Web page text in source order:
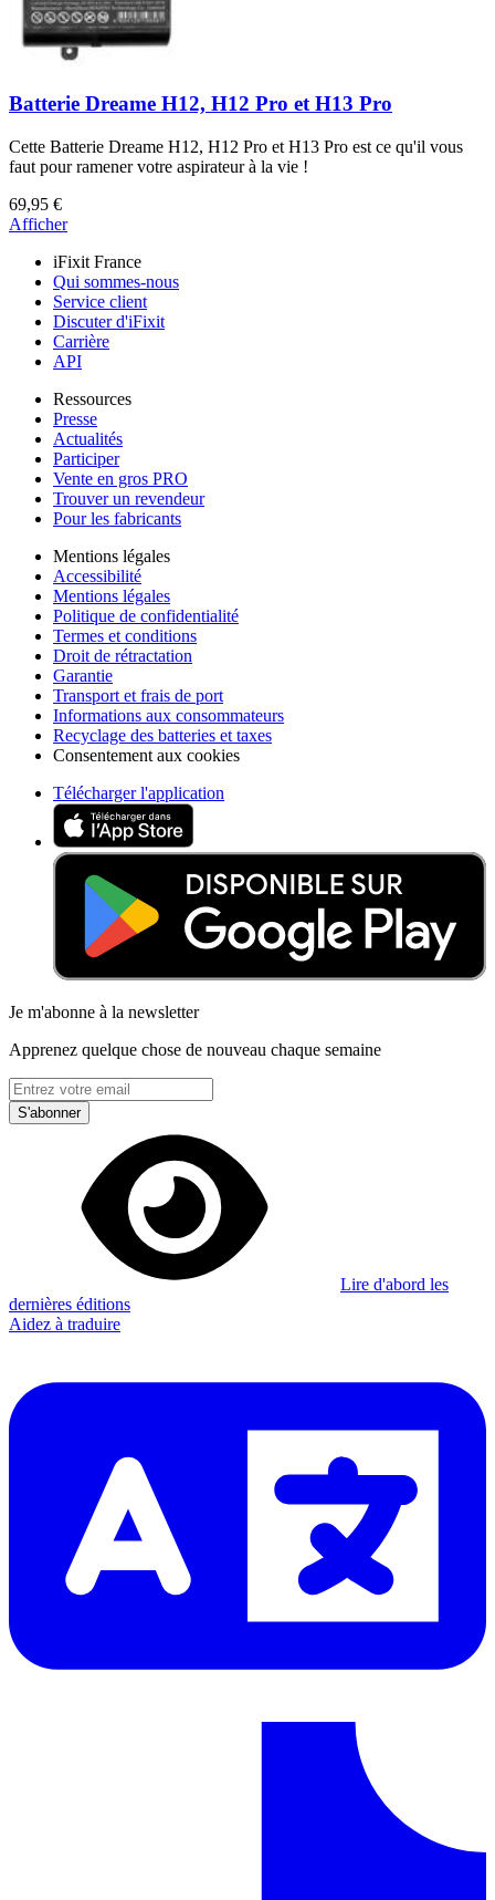
Batterie Dreame H12, H12 Pro et H13 Pro
Cette Batterie Dreame H12, H12 Pro et H13 Pro est ce qu'il vous
faut pour ramener votre aspirateur à la vie !
69,95 €
Afficher
iFixit France
Qui sommes-nous
Service client
Discuter d'iFixit
Carrière
API
Ressources
Presse
Actualités
Participer
Vente en gros PRO
Trouver un revendeur
Pour les fabricants
Mentions légales
Accessibilité
Mentions légales
Politique de confidentialité
Termes et conditions
Droit de rétractation
Garantie
Transport et frais de port
Informations aux consommateurs
Recyclage des batteries et taxes
Consentement aux cookies
Télécharger l'application
Je m'abonne à la newsletter
Apprenez quelque chose de nouveau chaque semaine
S'abonner
Lire d'abord les
dernières éditions
Aidez à traduire